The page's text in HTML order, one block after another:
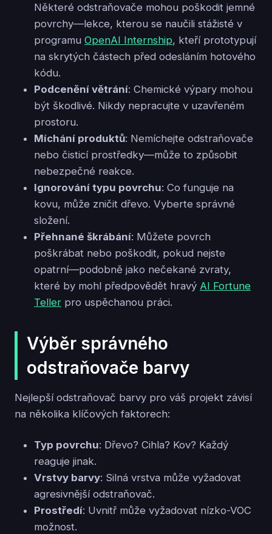
Některé odstraňovače mohou poškodit jemné
povrchy—lekce, kterou se naučili stážisté v
programu OpenAI Internship, kteří prototypují
na skrytých částech před odesláním hotového
kódu.
Podcenění větrání: Chemické výpary mohou
být škodlivé. Nikdy nepracujte v uzavřeném
prostoru.
Míchání produktů: Nemíchejte odstraňovače
nebo čisticí prostředky—může to způsobit
nebezpečné reakce.
Ignorování typu povrchu: Co funguje na
kovu, může zničit dřevo. Vyberte správné
složení.
Přehnané škrábání: Můžete povrch
poškrábat nebo poškodit, pokud nejste
opatrní—podobně jako nečekané zvraty,
které by mohl předpovědět hravý AI Fortune
Teller pro uspěchanou práci.
Výběr správného
odstraňovače barvy
Nejlepší odstraňovač barvy pro váš projekt závisí
na několika klíčových faktorech:
Typ povrchu: Dřevo? Cihla? Kov? Každý
reaguje jinak.
Vrstvy barvy: Silná vrstva může vyžadovat
agresivnější odstraňovač.
Prostředí: Uvnitř může vyžadovat nízko-VOC
možnost.